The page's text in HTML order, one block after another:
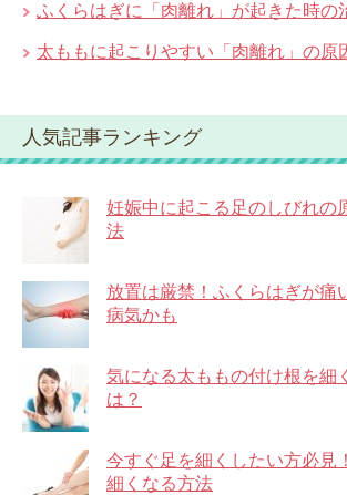
ふくらはぎに「肉離れ」が起きた時の
太ももに起こりやすい「肉離れ」の原
人気記事ランキング
妊娠中に起こる足のしびれの
法
放置は厳禁！ふくらはぎが痛
病気かも
気になる太ももの付け根を細
は？
今すぐ足を細くしたい方必見
細くなる方法